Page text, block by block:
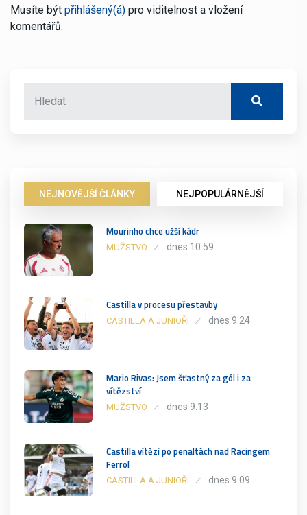
Musíte být přihlášený(á) pro viditelnost a vložení
komentářů.
NEJNOVĚJŠÍ ČLÁNKY NEJPOPULÁRNĚJŠÍ
Mourinho chce užší kádr
MUŽSTVO dnes 10:59
Castilla v procesu přestavby
CASTILLA A JUNIOŘI dnes 9:24
Mario Rivas: Jsem šťastný za gól i za
vítězství
MUŽSTVO dnes 9:13
Castilla vítězí po penaltách nad Racingem
Ferrol
CASTILLA A JUNIOŘI dnes 9:09